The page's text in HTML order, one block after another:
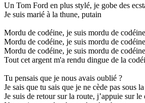
Un Tom Ford en plus stylé, je gobe des
Je suis marié à la thune, putain
Mordu de codéine, je suis mordu de codéine
Mordu de codéine, je suis mordu de codéine
Mordu de codéine, je suis mordu de codéine
Tout cet argent m'a rendu dingue de la
Tu pensais que je nous avais oublié ?
Je sais que tu sais que je ne cède pas sous
Je suis de retour sur la route, j’appuie sur le